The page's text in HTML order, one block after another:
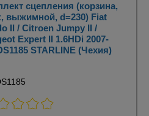
сцепления (корзина,
выжимной, d=230) Fiat
II / Citroen Jumpy II /
Expert II 1.6HDi 2007-
STARLINE (Чехия)